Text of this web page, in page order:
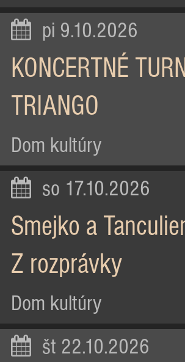
pi 9.10.2026
KONCERTNÉ
TRIANGO
Dom kultúry
so 17.10.2026
Smejko a
Z rozprávky
Dom kultúry
št 22.10.2026